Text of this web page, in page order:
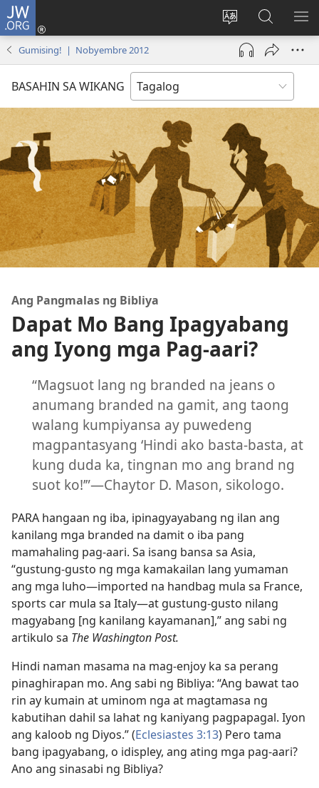
JW.ORG
Baguhin
ang
wika
ng
Mag-
log
bubukas
bagong
window)
sa
JW.ORG
Gumising! | Nobyembre 2012
BASAHIN SA WIKANG
Ang Pangmalas ng Bibliya
Dapat Mo Bang Ipagyabang
ang Iyong mga Pag-aari?
“Magsuot lang ng branded na jeans o
anumang branded na gamit, ang taong
walang kumpiyansa ay puwedeng
magpantasyang ‘Hindi ako basta-basta, at
kung duda ka, tingnan mo ang brand ng
suot ko!’”—Chaytor D. Mason, sikologo.
PARA hangaan ng iba, ipinagyayabang ng ilan ang
kanilang mga branded na damit o iba pang
mamahaling pag-aari. Sa isang bansa sa Asia,
“gustung-gusto ng mga kamakailan lang yumaman
ang mga luho—imported na handbag mula sa France,
sports car mula sa Italy—at gustung-gusto nilang
magyabang [ng kanilang kayamanan],” ang sabi ng
artikulo sa The Washington Post.
Hindi naman masama na mag-enjoy ka sa perang
pinaghirapan mo. Ang sabi ng Bibliya: “Ang bawat tao
rin ay kumain at uminom nga at magtamasa ng
kabutihan dahil sa lahat ng kaniyang pagpapagal. Iyon
ang kaloob ng Diyos.” (Eclesiastes 3:13) Pero tama
bang ipagyabang, o idispley, ang ating mga pag-aari?
Ano ang sinasabi ng Bibliya?